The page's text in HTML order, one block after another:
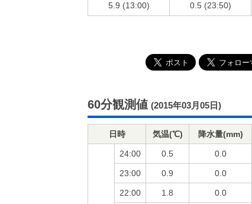
5.9 (13:00) 0.5 (23:50)
60分観測値 (2015年03月05日)
日時 気温(℃) 降水量(mm)
24:00 0.5 0.0
23:00 0.9 0.0
22:00 1.8 0.0